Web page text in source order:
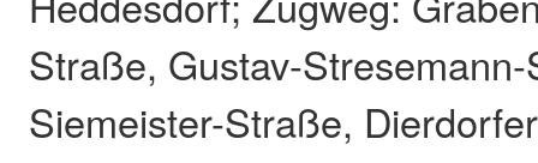
Straße, Gustav-
Siemeister-Straße,